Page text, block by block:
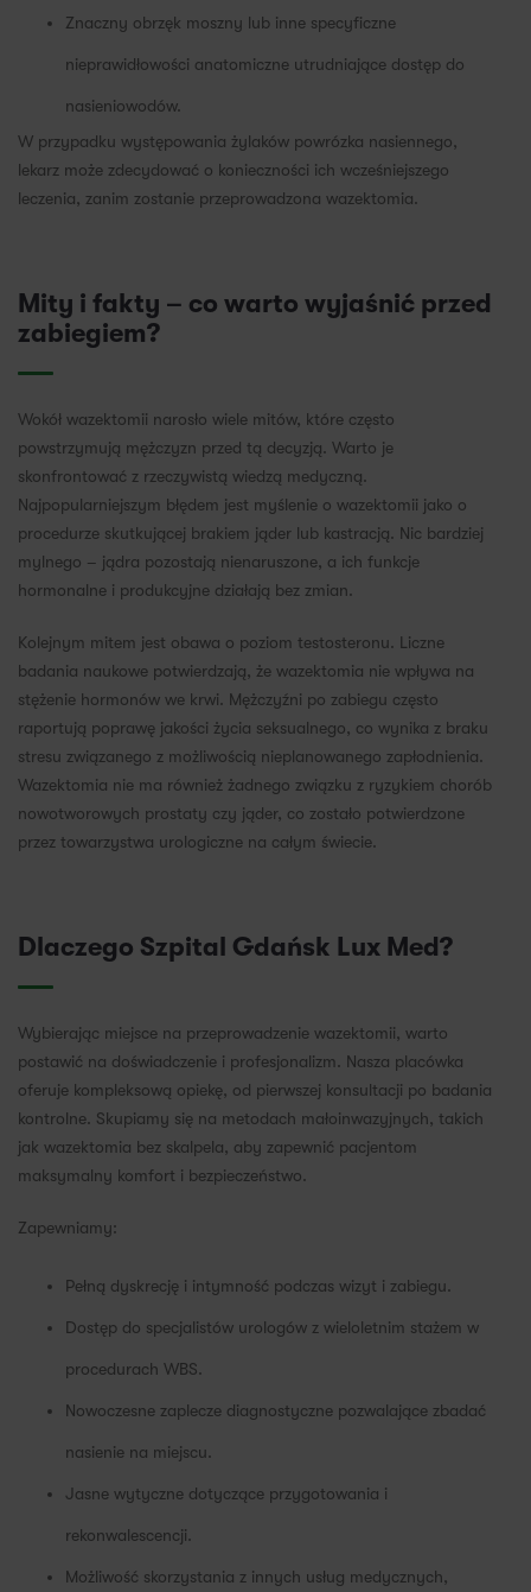
Znaczny obrzęk moszny lub inne specyficzne
nieprawidłowości anatomiczne utrudniające dostęp do
nasieniowodów.
W przypadku występowania żylaków powrózka nasiennego,
lekarz może zdecydować o konieczności ich wcześniejszego
leczenia, zanim zostanie przeprowadzona wazektomia.
Mity i fakty – co warto wyjaśnić przed
zabiegiem?
Wokół wazektomii narosło wiele mitów, które często
powstrzymują mężczyzn przed tą decyzją. Warto je
skonfrontować z rzeczywistą wiedzą medyczną.
Najpopularniejszym błędem jest myślenie o wazektomii jako o
procedurze skutkującej brakiem jąder lub kastracją. Nic bardziej
mylnego – jądra pozostają nienaruszone, a ich funkcje
hormonalne i produkcyjne działają bez zmian.
Kolejnym mitem jest obawa o poziom testosteronu. Liczne
badania naukowe potwierdzają, że wazektomia nie wpływa na
stężenie hormonów we krwi. Mężczyźni po zabiegu często
raportują poprawę jakości życia seksualnego, co wynika z braku
stresu związanego z możliwością nieplanowanego zapłodnienia.
Wazektomia nie ma również żadnego związku z ryzykiem chorób
nowotworowych prostaty czy jąder, co zostało potwierdzone
przez towarzystwa urologiczne na całym świecie.
Dlaczego Szpital Gdańsk Lux Med?
Wybierając miejsce na przeprowadzenie wazektomii, warto
postawić na doświadczenie i profesjonalizm. Nasza placówka
oferuje kompleksową opiekę, od pierwszej konsultacji po badania
kontrolne. Skupiamy się na metodach małoinwazyjnych, takich
jak wazektomia bez skalpela, aby zapewnić pacjentom
maksymalny komfort i bezpieczeństwo.
Zapewniamy:
Pełną dyskrecję i intymność podczas wizyt i zabiegu.
Dostęp do specjalistów urologów z wieloletnim stażem w
procedurach WBS.
Nowoczesne zaplecze diagnostyczne pozwalające zbadać
nasienie na miejscu.
Jasne wytyczne dotyczące przygotowania i
rekonwalescencji.
Możliwość skorzystania z innych usług medycznych,